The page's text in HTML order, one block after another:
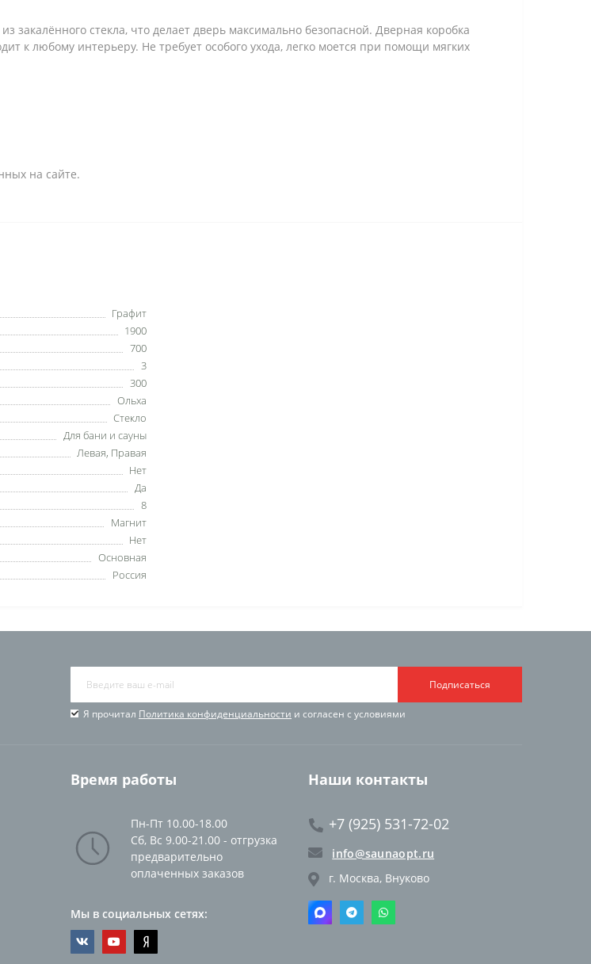
стекла, что делает дверь максимально безопасной. Дверная коробка
к любому интерьеру. Не требует особого ухода, легко моется при помощи мягких
на сайте.
Графит
1900
700
3
300
Ольха
Стекло
Для бани и сауны
Левая, Правая
Нет
Да
8
Магнит
Нет
Основная
Россия
Подписаться
Я прочитал Политика конфиденциальности и согласен с условиями
Время работы
Пн-Пт 10.00-18.00
Сб, Вс 9.00-21.00 - отгрузка
предварительно
оплаченных заказов
Мы в социальных сетях:
Наши контакты
+7 (925) 531-72-02
info@saunaopt.ru
г. Москва, Внуково